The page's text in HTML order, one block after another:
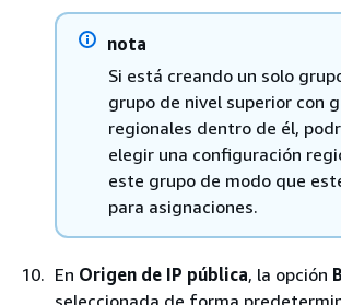
nota
Si está creando un solo
grupo de nivel superior con
regionales dentro de él,
elegir una configuración
este grupo de modo que
para asignaciones.
En Origen de IP pública, la opción
seleccionada de forma